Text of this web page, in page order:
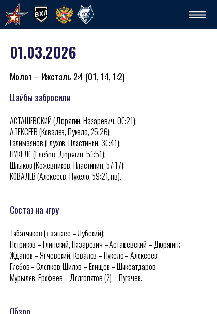
01.03.2026
Молот – Ижсталь 2:4 (0:1, 1:1, 1:2)
Шайбы забросили
АСТАШЕВСКИЙ (Дюрягин, Назаревич, 00:21);
АЛЕКСЕЕВ (Ковалев, Пукело, 25:26);
Галимзянов (Глухов, Пластинин, 30:41);
ПУКЕЛО (Глебов, Дюрягин, 53:51);
Шлыков (Кожевников, Пластинин, 57:17);
КОВАЛЕВ (Алексеев, Пукело, 59:21, пв).
Состав на игру
Табатчиков (в запасе – Лубский);
Петриков – Глинский, Назаревич – Асташевский – Дюрягин;
Жданов – Янчевский, Ковалев – Пукело – Алексеев;
Глебов – Слепков, Шилов – Епищев – Шиксатдаров;
Мурылев, Ерофеев – Долгопятов (2) – Пугачев.
Обзор